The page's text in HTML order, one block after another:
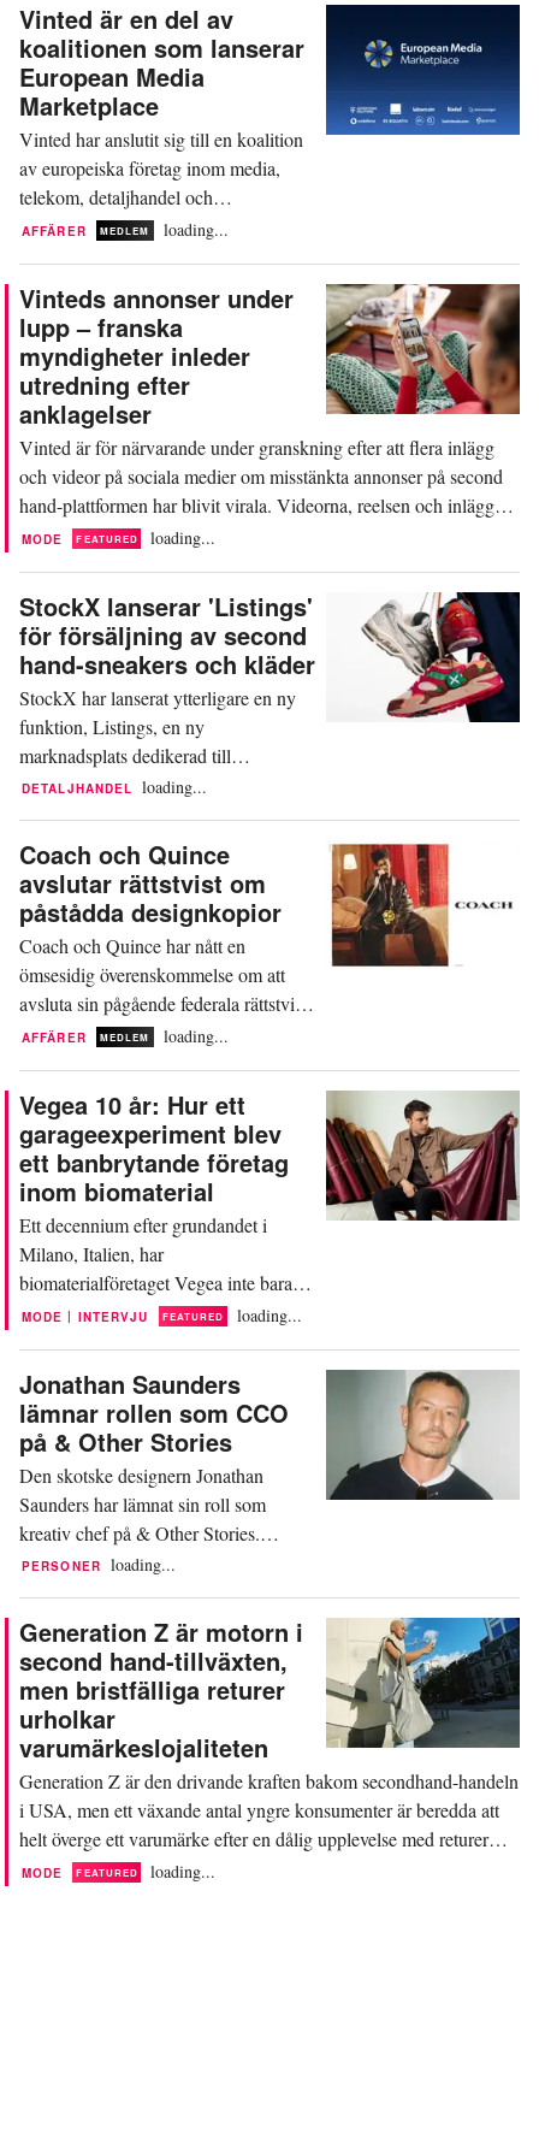
maj, som nyligen offentliggjordes, har
domstolen i Turin ålagt den franska e-
handlaren Parijan SAS att upphöra
med produktion och försäljning...
Vinted är en del av
koalitionen som lanserar
European Media
Marketplace
Vinted har anslutit sig till en koalition
av europeiska företag inom media,
telekom, detaljhandel och
annonsteknik för att lansera ett nytt
syftar till att förändra hur annonsörer,
byråer och publicister aktiverar
kampanjer och når ut över Europas
öppna webb. Bland de...
AFFÄRER MEDLEM loading...
Vinteds annonser under
lupp – franska
myndigheter inleder
utredning efter
anklagelser
Vinted är för närvarande under granskning efter att flera inlägg
och videor på sociala medier om misstänkta annonser på second
hand-plattformen har blivit virala. Videorna, reelsen och inläggen,
som har delats flitigt på sociala medieplattformar som TikTok,
MODE FEATURED loading...
StockX lanserar 'Listings'
för försäljning av second
hand-sneakers och kläder
StockX har lanserat ytterligare en ny
funktion, Listings, en ny
marknadsplats dedikerad till
försäljning av second hand-sneakers
StockX fortsatta expansion och bygger
vidare på öppnandet av företagets
första permanenta butik i NYC och
den kommande lanseringen av StockX
Live, en live-shoppingupplevelse
som...
DETALJHANDEL loading...
Coach och Quince
avslutar rättstvist om
påstådda designkopior
Coach och Quince har nått en
ömsesidig överenskommelse om att
avsluta sin pågående federala rättstvist.
I tvisten anklagade livsstilsvarumärket,
deras handväskor. Den 23 juni
lämnade båda företagen in en
gemensam begäran om att avvisa
samtliga Coachs anspråk gällande...
AFFÄRER MEDLEM loading...
Vegea 10 år: Hur ett
garageexperiment blev
ett banbrytande företag
inom biomaterial
Ett decennium efter grundandet i
Milano, Italien, har
biomaterialföretaget Vegea inte bara
överlevt utan även blomstrat. Som
företaget sitt anslag och mentorskap
för att industrialisera produktionen av
GrapeSkin, ett läderalternativ baserat
på druvskal som utvinns från
vinproduktionens...
MODE | INTERVJU FEATURED loading...
Jonathan Saunders
lämnar rollen som CCO
på & Other Stories
Den skotske designern Jonathan
Saunders har lämnat sin roll som
kreativ chef på & Other Stories.
Beskedet kommer lite mer än ett år
nyinrättade positionen. Enligt ett
uttalande som publicerades på
LinkedIn den 9 juni kommer Saunders
officiellt att lämna det H&M-ägda
varumärket i mitten av augusti, efter
ett...
PERSONER loading...
Generation Z är motorn i
second hand-tillväxten,
men bristfälliga returer
urholkar
varumärkeslojaliteten
Generation Z är den drivande kraften bakom secondhand-handeln
i USA, men ett växande antal yngre konsumenter är beredda att
helt överge ett varumärke efter en dålig upplevelse med returer
eller återbetalningar. Detta placerar förtroendet efter köpet i
MODE FEATURED loading...